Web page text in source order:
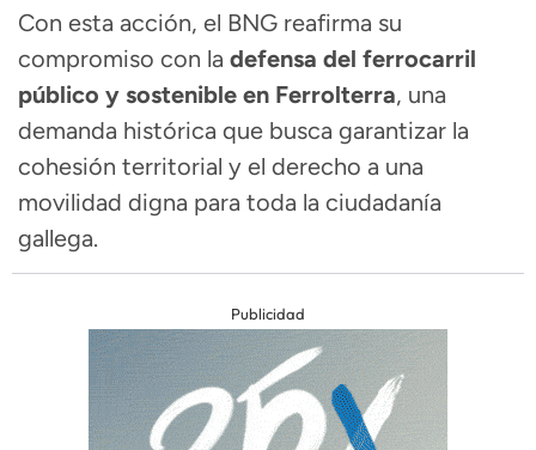
Con esta acción, el BNG reafirma su
compromiso con la defensa del ferrocarril
público y sostenible en Ferrolterra, una
demanda histórica que busca garantizar la
cohesión territorial y el derecho a una
movilidad digna para toda la ciudadanía
gallega.
Publicidad